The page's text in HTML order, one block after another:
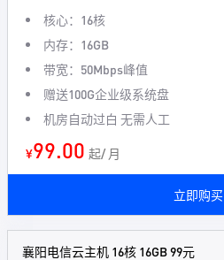
核心：16核
内存：16GB
带宽：50Mbps峰值
赠送100G企业级系统盘
机房自动过白 无需人工
¥99.00 起/ 月
立即购买
襄阳电信云主机 16核 16GB 99元